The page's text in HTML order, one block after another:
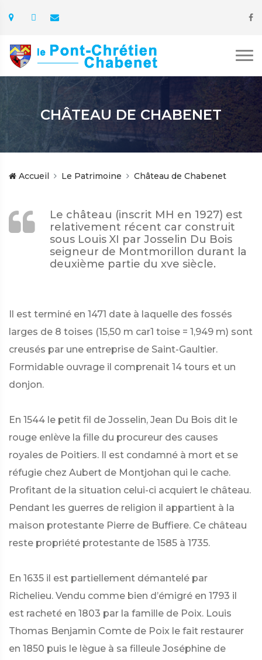
CHÂTEAU DE CHABENET
Accueil Le Patrimoine Château de Chabenet
Le château (inscrit MH en 1927) est
relativement récent car construit
sous Louis XI par Josselin Du Bois
seigneur de Montmorillon durant la
deuxième partie du xve siècle.
Il est terminé en 1471 date à laquelle des fossés
larges de 8 toises (15,50 m car1 toise = 1,949 m) sont
creusés par une entreprise de Saint-Gaultier.
Formidable ouvrage il comprenait 14 tours et un
donjon.
En 1544 le petit fil de Josselin, Jean Du Bois dit le
rouge enlève la fille du procureur des causes
royales de Poitiers. Il est condamné à mort et se
réfugie chez Aubert de Montjohan qui le cache.
Profitant de la situation celui-ci acquiert le château.
Pendant les guerres de religion il appartient à la
maison protestante Pierre de Buffiere. Ce château
reste propriété protestante de 1585 à 1735.
En 1635 il est partiellement démantelé par
Richelieu. Vendu comme bien d’émigré en 1793 il
est racheté en 1803 par la famille de Poix. Louis
Thomas Benjamin Comte de Poix le fait restaurer
en 1850 puis le lègue à sa filleule Joséphine de